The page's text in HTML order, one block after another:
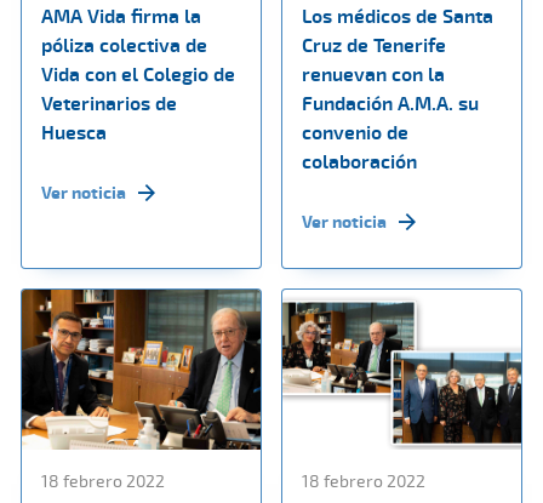
AMA Vida firma la
póliza colectiva de
Vida con el Colegio de
Veterinarios de
Huesca
Ver noticia
Los médicos de Santa
Cruz de Tenerife
renuevan con la
Fundación A.M.A. su
convenio de
colaboración
Ver noticia
18 febrero 2022 18 febrero 2022